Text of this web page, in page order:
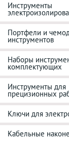
Инструменты
Портфели и
инструментов
Наборы
комплектующих
Инструменты для
прецизионных
Ключи для
Кабельные